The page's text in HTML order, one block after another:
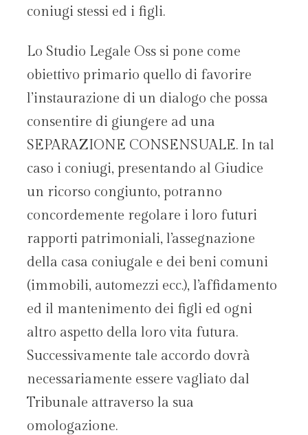
coniugi stessi ed i figli.
Lo Studio Legale Oss si pone come
obiettivo primario quello di favorire
l’instaurazione di un dialogo che possa
consentire di giungere ad una
SEPARAZIONE CONSENSUALE. In tal
caso i coniugi, presentando al Giudice
un ricorso congiunto, potranno
concordemente regolare i loro futuri
rapporti patrimoniali, l’assegnazione
della casa coniugale e dei beni comuni
(immobili, automezzi ecc.), l’affidamento
ed il mantenimento dei figli ed ogni
altro aspetto della loro vita futura.
Successivamente tale accordo dovrà
necessariamente essere vagliato dal
Tribunale attraverso la sua
omologazione.